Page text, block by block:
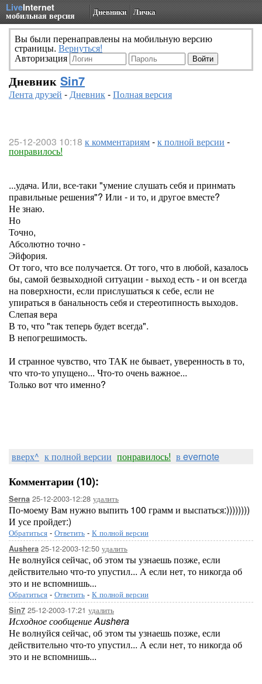
LiveInternet
мобильная версия Дневники Личка
Вы были перенаправлены на мобильную версию
страницы. Вернуться!
Авторизация
Дневник Sin7
Лента друзей -Дневник-Полная версия
25-12-2003 10:18 к комментариям-к полной версии -
понравилось!
...удача. Или, все-таки "умение слушать себя и принмать
правильные решения"? Или - и то, и другое вместе?
Не знаю.
Но
Точно,
Абсолютно точно -
Эйфория.
От того, что все получается. От того, что в любой, казалось
бы, самой безвыходной ситуации - выход есть - и он всегда
на поверхности, если прислушаться к себе, если не
упираться в банальность себя и стереотипность выходов.
Слепая вера
В то, что "так теперь будет всегда".
В непогрешимость.
И странное чувство, что ТАК не бывает, уверенность в то,
что что-то упущено... Что-то очень важное...
Только вот что именно?
вверх^ к полной версии понравилось! в evernote
Комментарии (10):
Serna 25-12-2003-12:28 удалить
По-моему Вам нужно выпить 100 грамм и выспаться:))))))))
И усе пройдет:)
Обратиться - Ответить - К полной версии
Aushera 25-12-2003-12:50 удалить
Не волнуйся сейчас, об этом ты узнаешь позже, если
действительно что-то упустил... А если нет, то никогда об
это и не вспомнишь...
Обратиться - Ответить - К полной версии
Sin7 25-12-2003-17:21 удалить
Исходное сообщение Aushera
Не волнуйся сейчас, об этом ты узнаешь позже, если
действительно что-то упустил... А если нет, то никогда об
это и не вспомнишь...